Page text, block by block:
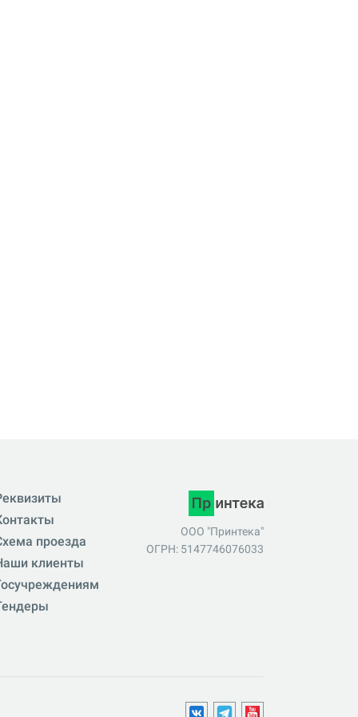
проезда
клиенты
ООО "Принтека"
ОГРН: 5147746076033